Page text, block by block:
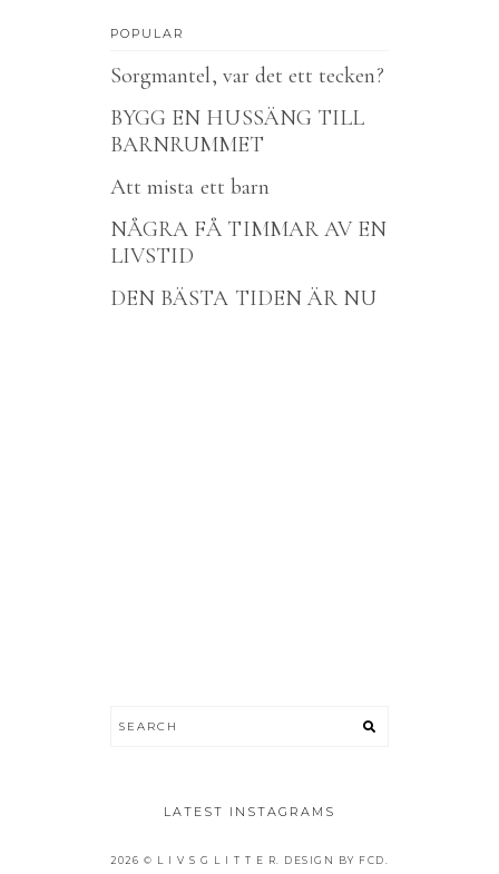
POPULAR
Sorgmantel, var det ett tecken?
BYGG EN HUSSÄNG TILL
BARNRUMMET
Att mista ett barn
NÅGRA FÅ TIMMAR AV EN
LIVSTID
DEN BÄSTA TIDEN ÄR NU
LATEST INSTAGRAMS
2026 © L I V S G L I T T E R. DESIGN BY FCD.